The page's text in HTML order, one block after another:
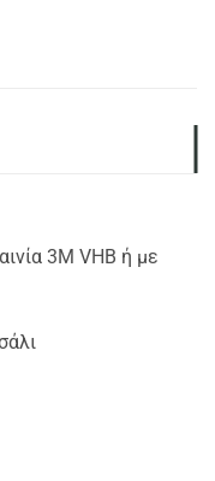
3Μ VHB ή με